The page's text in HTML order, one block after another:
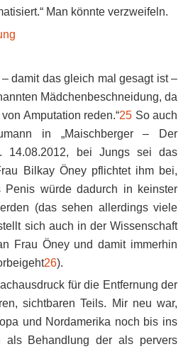
Man könnte verzweifeln.
damit das gleich mal gesagt ist –
Mädchenbeschneidung, da
Amputation reden.“25 So auch
in „Maischberger – Der
14.08.2012, bei Jungs sei das
Bilkay Öney pflichtet ihm bei,
würde dadurch in keinster
(das sehen allerdings viele
sich auch in der Wissenschaft
Frau Öney und damit immerhin
26).
für die Entfernung der
sichtbaren Teils. Mir neu war,
und Nordamerika noch bis ins
als Behandlung der als pervers